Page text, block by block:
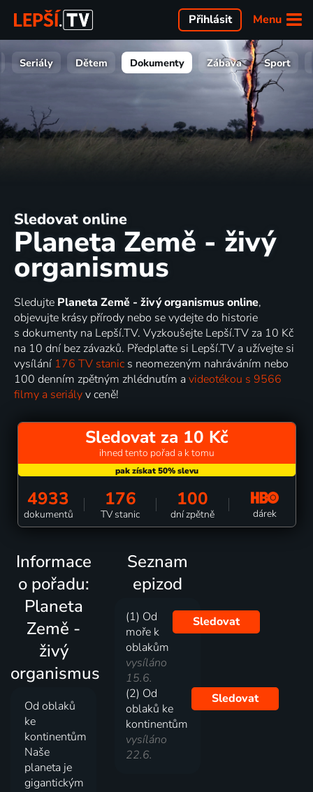
Menu
Přihlásit
Seriály Dětem Dokumenty Zábava Sport
Sledovat online
Planeta Země - živý
organismus
Sledujte Planeta Země - živý organismus online,
objevujte krásy přírody nebo se vydejte do historie
s dokumenty na Lepší.TV. Vyzkoušejte Lepší.TV za 10 Kč
na 10 dní bez závazků. Předplaťte si Lepší.TV a užívejte si
vysílání 176 TV stanic s neomezeným nahráváním nebo
100 denním zpětným zhlédnutím a videotékou s 9566
filmy a seriályv ceně!
Sledovat za 10 Kč
ihned tento pořad a k tomu
4933
dokumentů
176
TV stanic
100
dní zpětně dárek
Informace
o pořadu:
Planeta
Země -
živý
organismus
Od oblaků
ke
kontinentům
Naše
planeta je
gigantickým
Seznam
epizod
(1) Od
moře k
oblakům
vysíláno
15.6.
Sledovat
(2) Od
oblaků ke
kontinentům
vysíláno
22.6.
Sledovat